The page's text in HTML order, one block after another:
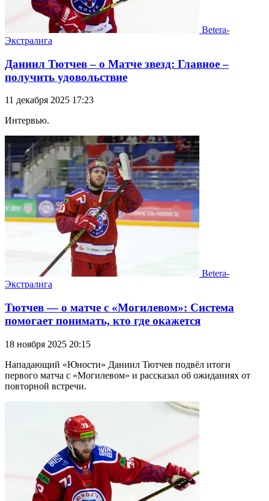
Betera-
Экстралига
Даниил Тютчев – о Матче звезд: Главное –
получить удовольствие
11 декабря 2025 17:23
Интервью.
Betera-
Экстралига
Тютчев — о матче с «Могилевом»: Система
помогает понимать, кто где окажется
18 ноября 2025 20:15
Нападающий «Юности» Даниил Тютчев подвёл итоги
первого матча с «Могилевом» и рассказал об ожиданиях от
повторной встречи.